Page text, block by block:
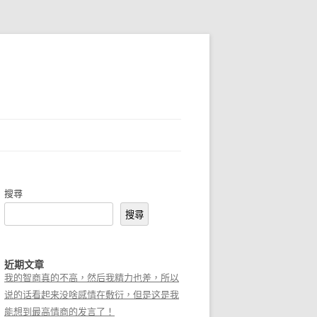
搜尋
搜尋
近期文章
我的智商真的不高，然后我精力也差，所以
说的话看起来没啥感情在敷衍，但是这是我
能想到最高情商的发言了！